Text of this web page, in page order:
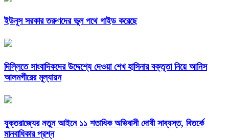
ইউনূস সরকার তরুণদের ভুল পথে গাইড করেছে
দিল্লিতে সাংবাদিকদের উদ্দেশ্যে দেওয়া শেখ হাসিনার বক্তৃতা নিয়ে আনিস
আলমগীরের মূল্যায়ন
যুক্তরাজ্যের নতুন আইনে ১১ শতাধিক অভিবাসী দোষী সাব্যস্ত, বিতর্কে
মানবাধিকার প্রশ্ন